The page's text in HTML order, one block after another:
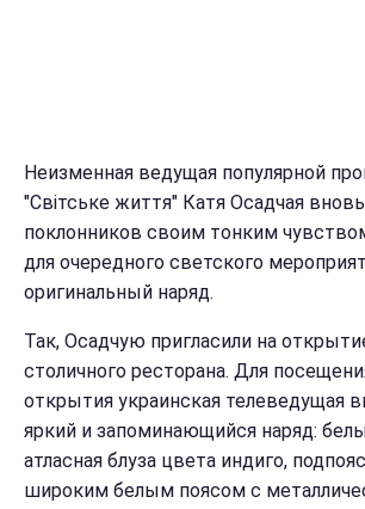
Неизменная ведущая популярной
"Світське життя" Катя Осадчая
поклонников своим тонким
для очередного светского
оригинальный наряд.
Так, Осадчую пригласили на
столичного ресторана. Для
открытия украинская телеведущая
яркий и запоминающийся наряд:
атласная блуза цвета индиго,
широким белым поясом с